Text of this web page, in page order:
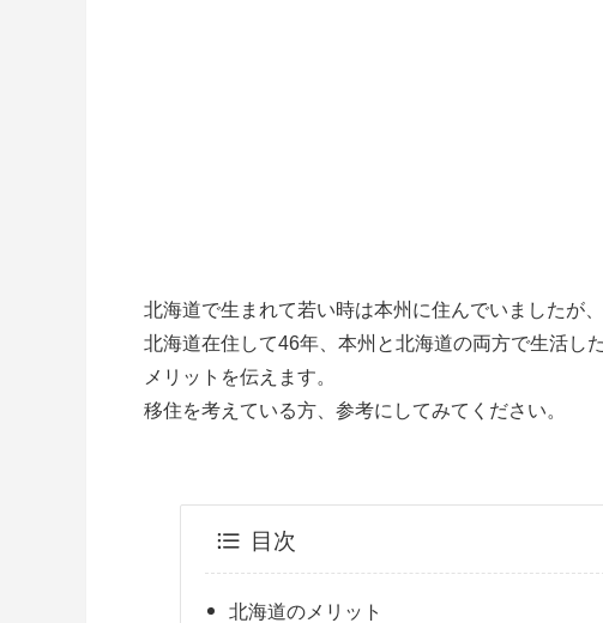
北海道で生まれて若い時は本州に住んでいましたが
北海道在住して46年、本州と北海道の両方で生活し
メリットを伝えます。
移住を考えている方、参考にしてみてください。
目次
北海道のメリット